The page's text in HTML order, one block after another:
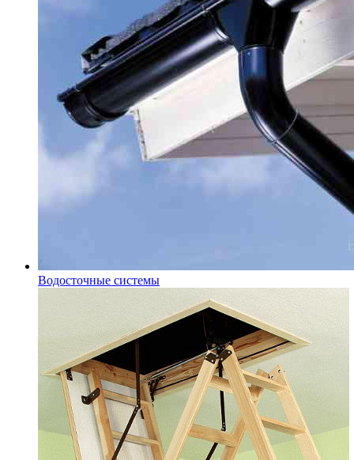
Водосточные системы